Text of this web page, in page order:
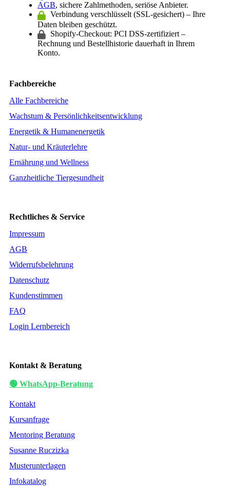
AGB, sichere Zahlmethoden, seriöse Anbieter.
Verbindung verschlüsselt (SSL-gesichert) – Ihre
Daten bleiben geschützt.
Shopify-Checkout: PCI DSS-zertifiziert –
Rechnung und Bestellhistorie dauerhaft in Ihrem
Konto.
Fachbereiche
Alle Fachbereiche
Wachstum & Persönlichkeitsentwicklung
Energetik & Humanenergetik
Natur- und Kräuterlehre
Ernährung und Wellness
Ganzheitliche Tiergesundheit
Rechtliches & Service
Impressum
AGB
Widerrufsbelehrung
Datenschutz
Kundenstimmen
FAQ
Login Lernbereich
Kontakt & Beratung
🟢 WhatsApp-Beratung
Kontakt
Kursanfrage
Mentoring Beratung
Susanne Ruczizka
Musterunterlagen
Infokatalog